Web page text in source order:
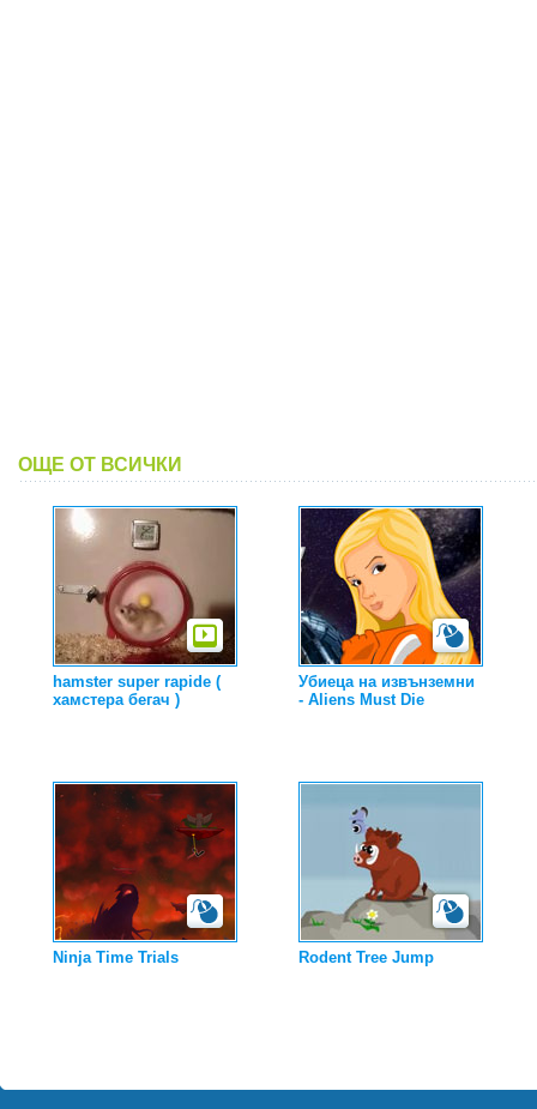
ОЩЕ ОТ ВСИЧКИ
hamster super rapide (
хамстера бегач )
Убиеца на извънземни
- Aliens Must Die
Ninja Time Trials Rodent Tree Jump